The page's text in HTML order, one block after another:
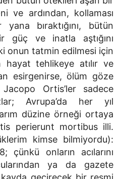
ve ardından, kollaması
bıraktığını, bütün
güç ve inatla aştığını
onun tatmin edilmesi için
tehlikeye atılır ve
esirgenirse, ölüm göze
Jacopo Ortis’ler sadece
Avrupa’da her yıl
düzine örneği ortaya
perierunt mortibus illi.
kimse bilmiyordu):
çünkü onların acılarını
ya da gazete